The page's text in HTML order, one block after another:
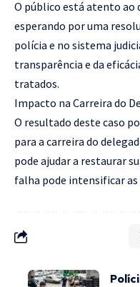
O público está atento ao
esperando por uma
polícia e no sistema
transparência e da
tratados.
Impacto na Carreira do
O resultado deste caso
para a carreira do
pode ajudar a restaurar
falha pode intensificar